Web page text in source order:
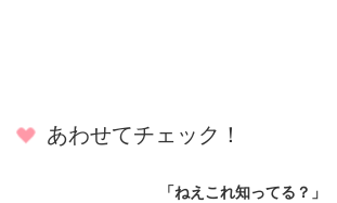
あわせてチェック！
「ねえこれ知ってる？」